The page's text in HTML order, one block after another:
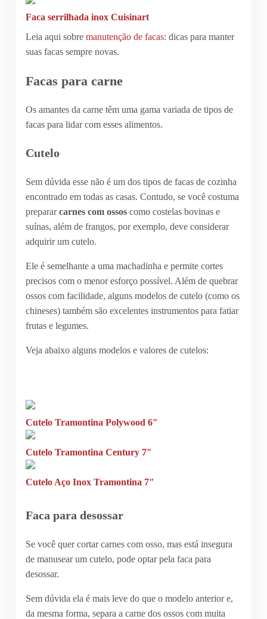
Faca serrilhada inox Cuisinart
Leia aqui sobre manutenção de facas: dicas para manter
suas facas sempre novas.
Facas para carne
Os amantes da carne têm uma gama variada de tipos de
facas para lidar com esses alimentos.
Cutelo
Sem dúvida esse não é um dos tipos de facas de cozinha
encontrado em todas as casas. Contudo, se você costuma
prepararcarnes com ossoscomo costelas bovinas e
suínas, além de frangos, por exemplo, deve considerar
adquirir um cutelo.
Ele é semelhante a uma machadinha e permite cortes
precisos com o menor esforço possível. Além de quebrar
ossos com facilidade, alguns modelos de cutelo (como os
chineses) também são excelentes instrumentos para fatiar
frutas e legumes.
Veja abaixo alguns modelos e valores de cutelos:
Cutelo Tramontina Polywood 6″
Cutelo Tramontina Century 7″
Cutelo Aço Inox Tramontina 7″
Faca para desossar
Se você quer cortar carnes com osso, mas está insegura
de manusear um cutelo, pode optar pela faca para
desossar.
Sem dúvida ela é mais leve do que o modelo anterior e,
da mesma forma, separa a carne dos ossos com muita